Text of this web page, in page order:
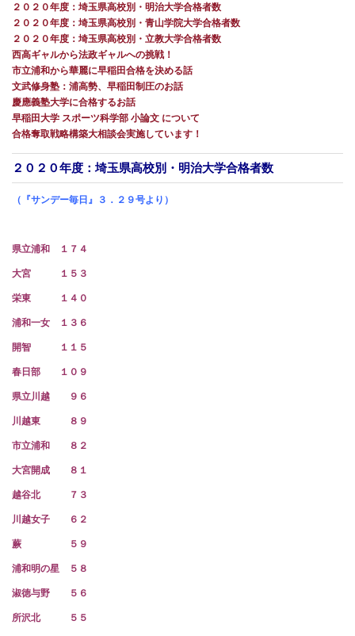
２０２０年度：埼玉県高校別・明治大学合格者数
２０２０年度：埼玉県高校別・青山学院大学合格者数
２０２０年度：埼玉県高校別・立教大学合格者数
西高ギャルから法政ギャルへの挑戦！
市立浦和から華麗に早稲田合格を決める話
文武修身塾：浦高勢、早稲田制圧のお話
慶應義塾大学に合格するお話
早稲田大学 スポーツ科学部 小論文 について
合格奪取戦略構築大相談会実施しています！
２０２０年度：埼玉県高校別・明治大学合格者数
（『サンデー毎日』３．２９号より）
県立浦和 １７４
大宮 １５３
栄東 １４０
浦和一女 １３６
開智 １１５
春日部 １０９
県立川越 ９６
川越東 ８９
市立浦和 ８２
大宮開成 ８１
越谷北 ７３
川越女子 ６２
蕨 ５９
浦和明の星 ５８
淑徳与野 ５６
所沢北 ５５